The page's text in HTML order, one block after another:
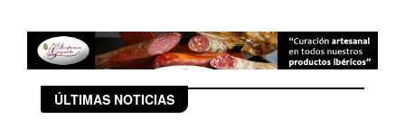
ÚLTIMAS NOTICIAS